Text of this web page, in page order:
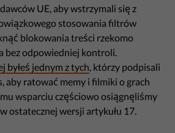
UE, aby wstrzymali się z
stosowania filtrów
blokowania treści rzekomo
bez odpowiedniej kontroli.
byłeś jednym z tych , którzy podpisali
aby ratować memy i filmiki o grach
wsparciu częściowo osiągnęliśmy
ostatecznej wersji artykułu 17.